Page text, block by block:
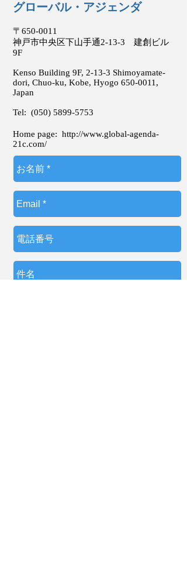
グローバル・アジェンダ
〒650-0011
神戸市中央区下山手通2-13-3 建創ビル
9F
Kenso Building 9F, 2-13-3 Shimoyamate-
dori, Chuo-ku, Kobe, Hyogo 650-0011 ,
Japan
Tel: (050) 5899-5753
Home page: http://www.global-agenda-
21c.com/